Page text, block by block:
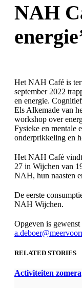
NAH
Het NAH Café is
september 2022
en energie.
Els Alkemade van
workshop over
Fysieke en mentale
onderprikkeling en
Het NAH Café
27 in Wijchen van
NAH, hun naasten
De eerste
NAH Wijchen.
Opgeven is
RELATED STORIES
Activiteiten